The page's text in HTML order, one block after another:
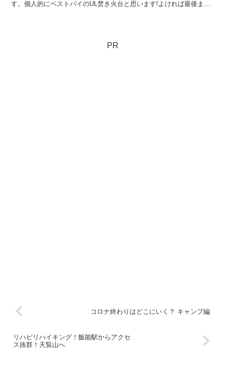
す。個人的にベストバイのUL焚き火台と思います!よければ最後まで
PR
コロナ終わりはどこにいく？ キャンプ編
リハビリハイキング！飯能駅からアクセ
ス抜群！天覧山へ